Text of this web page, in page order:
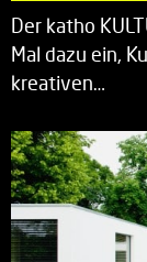
Der katho
Mal dazu ein,
kreativen…